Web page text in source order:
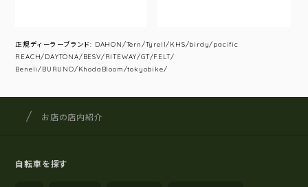
正規ディーラーブランド: DAHON/Tern/Tyrell/KHS/birdy/pacific
REACH/DAYTONA/BESV/RITEWAY/GT/FELT/
Beneli/BURUNO/KhodaBloom/tokyobike/
サイト内の現在地
サイクルショップナカゴヤ
お店の店内紹介
自転車を探す